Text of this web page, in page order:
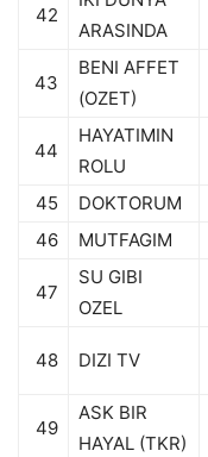
42
ARASINDA
43
BENI AFFET
(OZET)
44
HAYATIMIN
ROLU
45 DOKTORUM
46
MUTFAGIM
47
SU GIBI
OZEL
48 DIZI TV
49
ASK BIR
HAYAL (TKR)